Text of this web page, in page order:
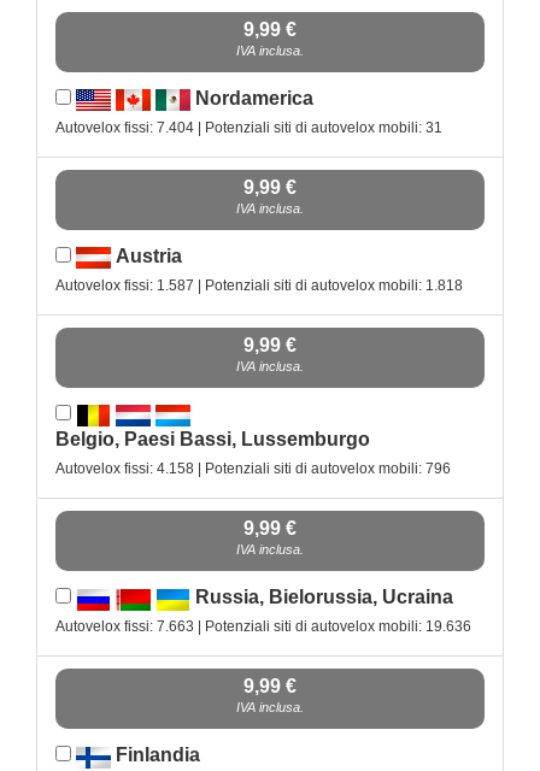
9,99 €
IVA inclusa.
Nordamerica
Autovelox fissi: 7.404 | Potenziali siti di autovelox mobili: 31
9,99 €
IVA inclusa.
Austria
Autovelox fissi: 1.587 | Potenziali siti di autovelox mobili: 1.818
9,99 €
IVA inclusa.
Belgio, Paesi Bassi, Lussemburgo
Autovelox fissi: 4.158 | Potenziali siti di autovelox mobili: 796
9,99 €
IVA inclusa.
Russia, Bielorussia, Ucraina
Autovelox fissi: 7.663 | Potenziali siti di autovelox mobili: 19.636
9,99 €
IVA inclusa.
Finlandia